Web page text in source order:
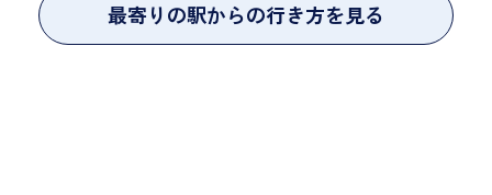
最寄りの駅からの行き方を見る